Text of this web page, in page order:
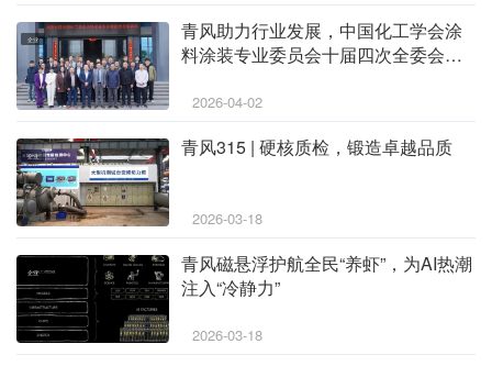
企业
青风助力行业发展，中国化工学会涂
料涂装专业委员会十届四次全委会会
2026-04-02
企业 青风315 | 硬核质检，锻造卓越品质
2026-03-18
企业
青风磁悬浮护航全民“养虾”，为AI热潮
注入“冷静力”
2026-03-18